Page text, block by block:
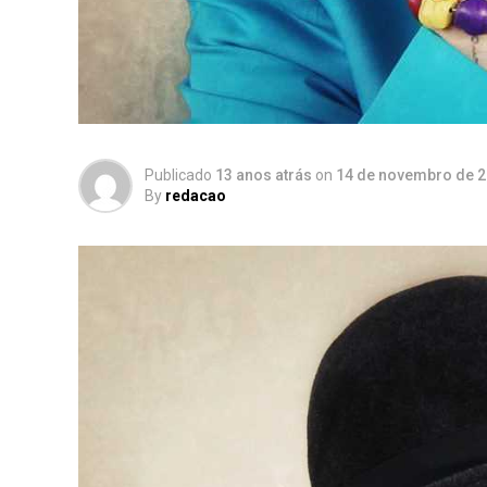
Publicado 13 anos atrás on 14 de novembro de
By redacao